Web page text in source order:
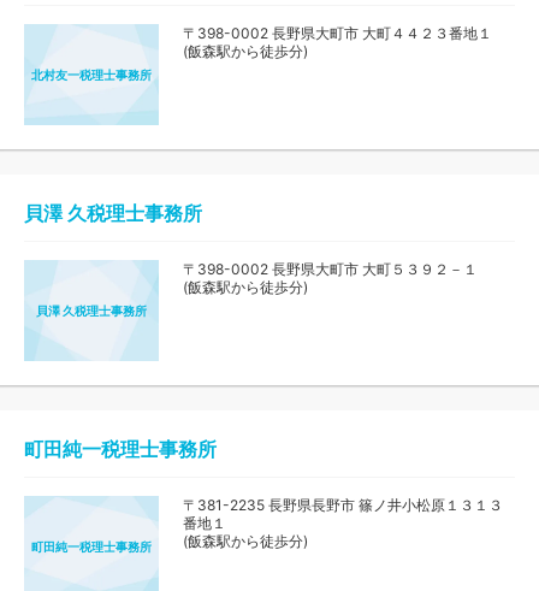
北村友一税理士事務所
〒398-0002 長野県大町市 大町４４２３番地１
(飯森駅から徒歩分)
貝澤 久税理士事務所
貝澤 久税理士事務所
〒398-0002 長野県大町市 大町５３９２－１
(飯森駅から徒歩分)
町田純一税理士事務所
町田純一税理士事務所
〒381-2235 長野県長野市 篠ノ井小松原１３１３
番地１
(飯森駅から徒歩分)